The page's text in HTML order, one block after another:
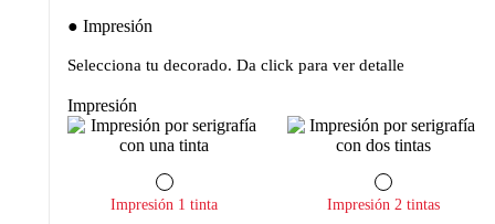
Impresión
Selecciona tu decorado. Da click para ver detalle
Impresión
Impresión 1 tinta Impresión 2 tintas